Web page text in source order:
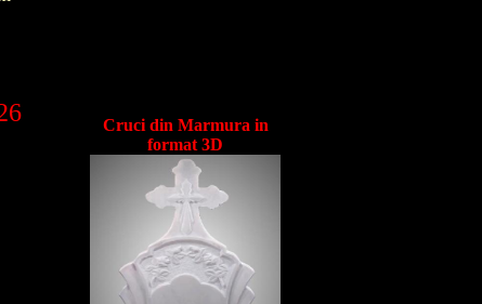
Cruci din Marmura in
format 3D